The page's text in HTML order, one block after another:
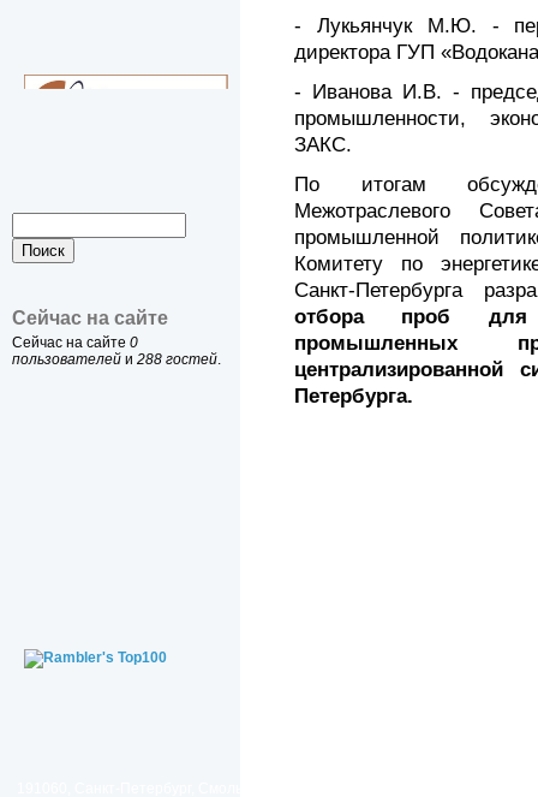
Сейчас на сайте
Сейчас на сайте 0
пользователей и 288 гостей.
- Лукьянчук М.Ю. -
директора ГУП
- Иванова И.В. -
промышленности,
ЗАКС.
По итогам
Межотраслевого
промышленной
Комитету по
Санкт-Петербурга
отбора проб для
промышленных
централизированной
Петербурга.